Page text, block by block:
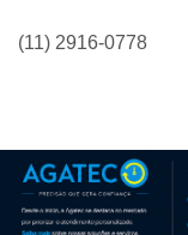
(11) 2916-0778